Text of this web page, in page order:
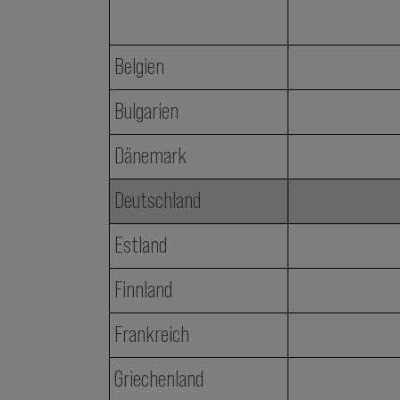
Belgien
Bulgarien
Dänemark
Deutschland
Estland
Finnland
Frankreich
Griechenland